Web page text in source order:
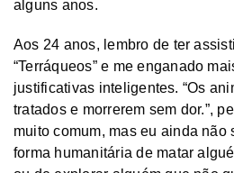
alguns anos.
Aos 24 anos, lembro de ter
“Terráqueos” e me enganado
justificativas inteligentes. “Os
tratados e morrerem sem dor.”,
muito comum, mas eu ainda não
forma humanitária de matar